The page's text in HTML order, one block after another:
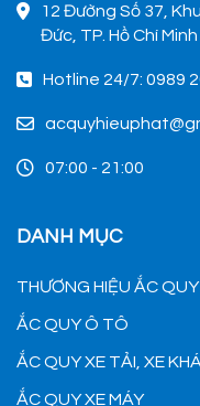
12 Đường Số 37,
Đức, TP. Hồ Chí Minh
Hotline 24/7: 0989
07:00 - 21:00
DANH MỤC
THƯƠNG HIỆU ẮC QUY
ẮC QUY Ô TÔ
ẮC QUY XE TẢI, XE
ẮC QUY XE MÁY